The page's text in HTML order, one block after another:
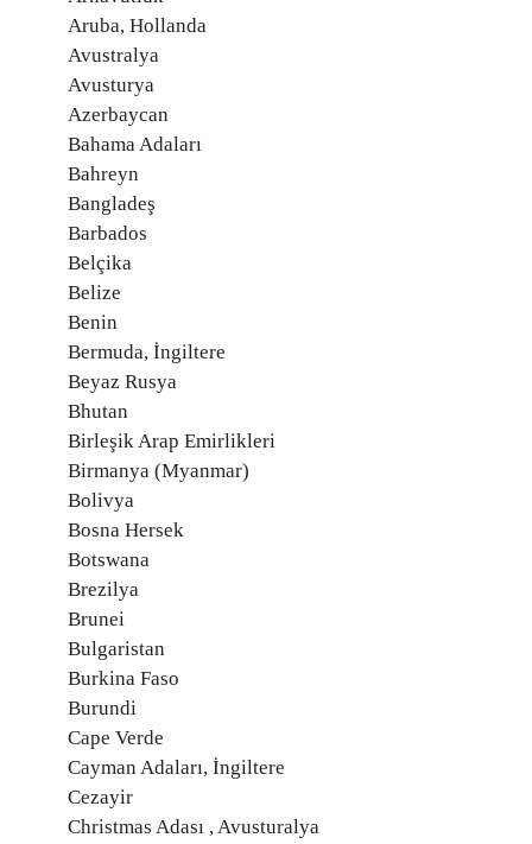
Aruba, Hollanda
Avustralya
Avusturya
Azerbaycan
Bahama Adaları
Bahreyn
Bangladeş
Barbados
Belçika
Belize
Benin
Bermuda, İngiltere
Beyaz Rusya
Bhutan
Birleşik Arap Emirlikleri
Birmanya (Myanmar)
Bolivya
Bosna Hersek
Botswana
Brezilya
Brunei
Bulgaristan
Burkina Faso
Burundi
Cape Verde
Cayman Adaları, İngiltere
Cezayir
Christmas Adası , Avusturalya